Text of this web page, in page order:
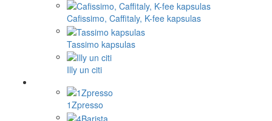
Cafissimo, Caffitaly, K-fee kapsulas
Tassimo kapsulas
Illy un citi
1Zpresso